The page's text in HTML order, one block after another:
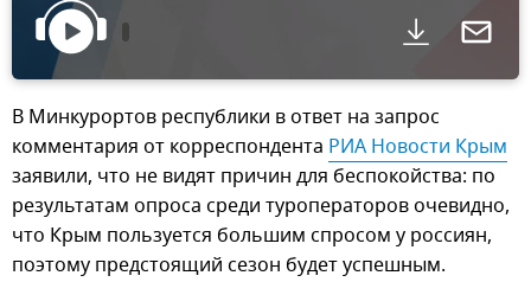
В Минкурортов республики в ответ на запрос
комментария от корреспондента РИА Новости Крым
заявили, что не видят причин для беспокойства: по
результатам опроса среди туроператоров очевидно,
что Крым пользуется большим спросом у россиян,
поэтому предстоящий сезон будет успешным.